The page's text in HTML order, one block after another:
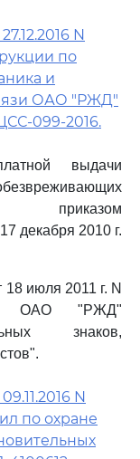
N
по
и
ОАО "РЖД"
099-2016.
выдачи
приказом
декабря 2010 г.
июля 2011 г. N
ОАО "РЖД"
знаков,
N
по охране